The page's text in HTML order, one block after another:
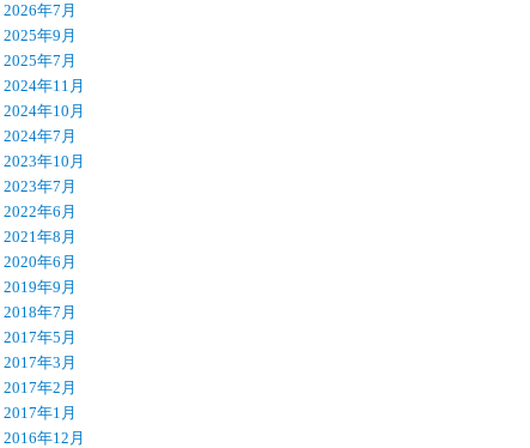
2026年7月
2025年9月
2025年7月
2024年11月
2024年10月
2024年7月
2023年10月
2023年7月
2022年6月
2021年8月
2020年6月
2019年9月
2018年7月
2017年5月
2017年3月
2017年2月
2017年1月
2016年12月